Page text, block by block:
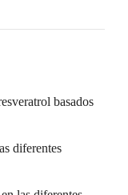
basados
diferentes